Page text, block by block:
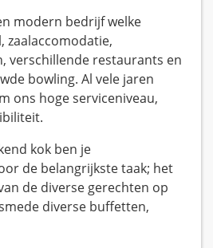
modern bedrijf welke
zaalaccomodatie,
verschillende restaurants en
bowling. Al vele jaren
ons hoge serviceniveau,
kok ben je
de belangrijkste taak; het
de diverse gerechten op
diverse buffetten,